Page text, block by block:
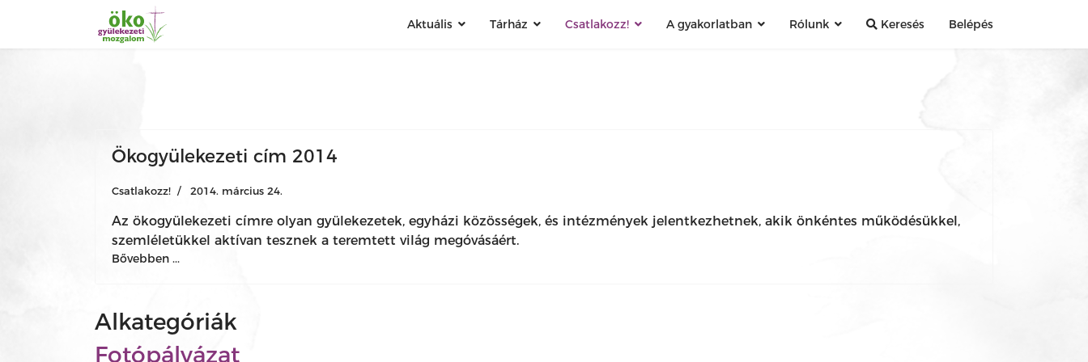
Aktuális Tárház Csatlakozz! A gyakorlatban Rólunk Keresés Belépés
Ökogyülekezeti cím 2014
Csatlakozz! 2014. március 24.
Az ökogyülekezeti címre olyan gyülekezetek, egyházi közösségek, és intézmények jelentkezhetnek, akik önkéntes működésükkel,
szemléletükkel aktívan tesznek a teremtett világ megóvásáért.
Bővebben ...
Alkategóriák
Fotópályázat